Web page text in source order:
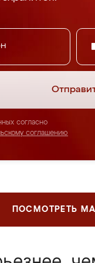
согласно
соглашению
ПОСМОТРЕТЬ